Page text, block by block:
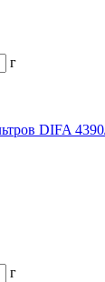
г
DIFA
г